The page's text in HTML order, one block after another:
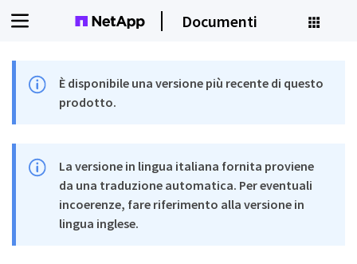
Documenti
È disponibile una versione più recente di questo
prodotto.
La versione in lingua italiana fornita proviene
da una traduzione automatica. Per eventuali
incoerenze, fare riferimento alla versione in
lingua inglese.